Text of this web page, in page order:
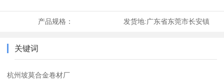
产品规格： 发货地:广东省东莞市长安镇
关键词
杭州坡莫合金卷材厂